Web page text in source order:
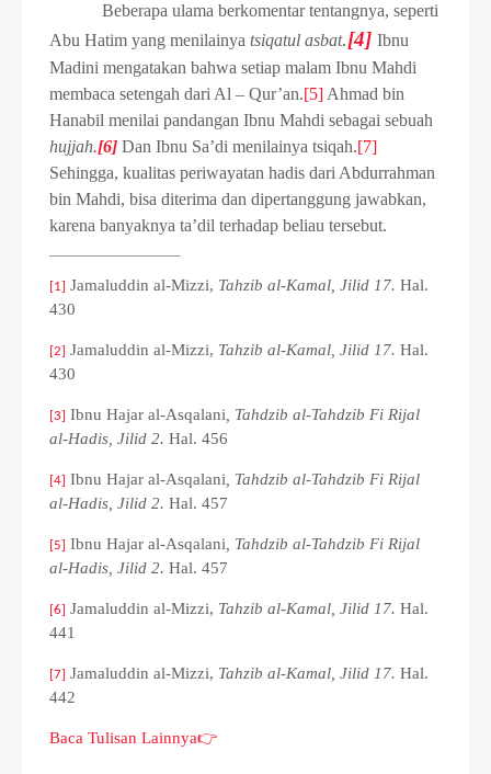
Beberapa ulama berkomentar tentangnya, seperti
Abu Hatim yang menilainya tsiqatul asbat.[4] Ibnu
Madini mengatakan bahwa setiap malam Ibnu Mahdi
membaca setengah dari Al – Qur’an.[5] Ahmad bin
Hanabil menilai pandangan Ibnu Mahdi sebagai sebuah
hujjah.[6] Dan Ibnu Sa’di menilainya tsiqah.[7]
Sehingga, kualitas periwayatan hadis dari Abdurrahman
bin Mahdi, bisa diterima dan dipertanggung jawabkan,
karena banyaknya ta’dil terhadap beliau tersebut.
[1] Jamaluddin al-Mizzi, Tahzib al-Kamal, Jilid 17. Hal.
430
[2] Jamaluddin al-Mizzi, Tahzib al-Kamal, Jilid 17. Hal.
430
[3] Ibnu Hajar al-Asqalani, Tahdzib al-Tahdzib Fi Rijal
al-Hadis, Jilid 2. Hal. 456
[4] Ibnu Hajar al-Asqalani, Tahdzib al-Tahdzib Fi Rijal
al-Hadis, Jilid 2. Hal. 457
[5] Ibnu Hajar al-Asqalani, Tahdzib al-Tahdzib Fi Rijal
al-Hadis, Jilid 2. Hal. 457
[6] Jamaluddin al-Mizzi, Tahzib al-Kamal, Jilid 17. Hal.
441
[7] Jamaluddin al-Mizzi, Tahzib al-Kamal, Jilid 17. Hal.
442
Baca Tulisan Lainnya👉